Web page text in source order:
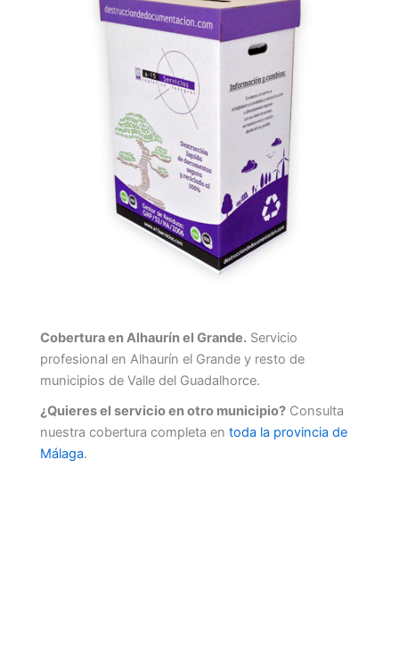
Cobertura en Alhaurín el Grande. Servicio
profesional en Alhaurín el Grande y resto de
municipios de Valle del Guadalhorce.
¿Quieres el servicio en otro municipio? Consulta
nuestra cobertura completa en toda la provincia de
Málaga.